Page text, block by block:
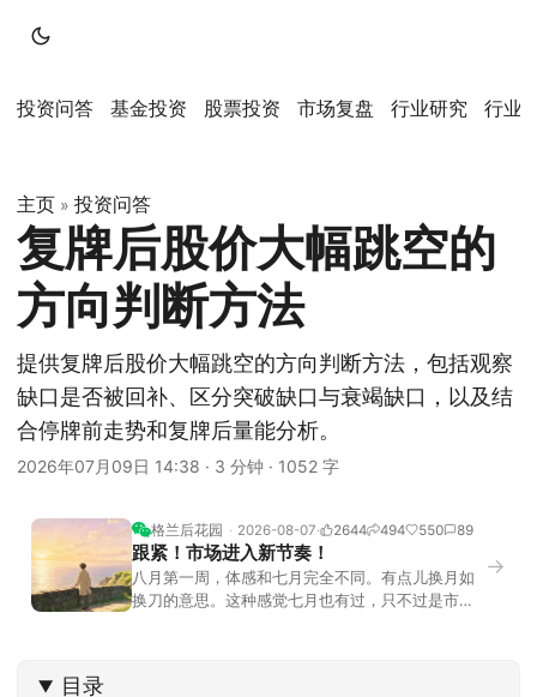
投资问答 基金投资 股票投资 市场复盘 行业研究 行业
主页 » 投资问答
复牌后股价大幅跳空的
方向判断方法
提供复牌后股价大幅跳空的方向判断方法，包括观察
缺口是否被回补、区分突破缺口与衰竭缺口，以及结
合停牌前走势和复牌后量能分析。
2026年07月09日 14:38 · 3 分钟 · 1052 字
格兰后花园 2026-08-07 2644 494 550 89
跟紧！市场进入新节奏！
八月第一周，体感和七月完全不同。有点儿换月如
换刀的意思。这种感觉七月也有过，只不过是市场
→
目录